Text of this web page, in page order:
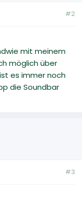
#2
mit meinem
möglich über
es immer noch
die Soundbar
#3